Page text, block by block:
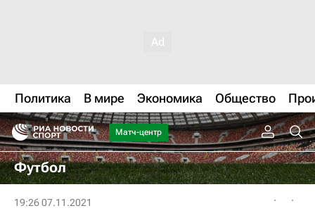
Политика В мире Экономика Общество
Матч-центр
Футбол
19:26 07.11.2021